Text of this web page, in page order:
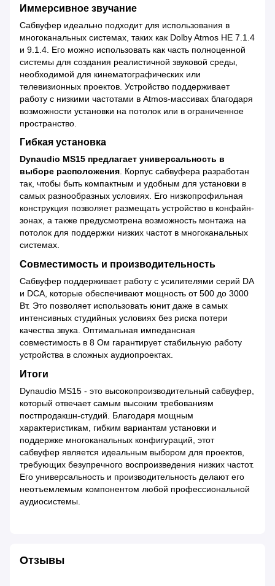
Иммерсивное звучание
Сабвуфер идеально подходит для использования в
многоканальных системах, таких как Dolby Atmos HE 7.1.4
и 9.1.4. Его можно использовать как часть полноценной
системы для создания реалистичной звуковой среды,
необходимой для кинематографических или
телевизионных проектов. Устройство поддерживает
работу с низкими частотами в Atmos-массивах благодаря
возможности установки на потолок или в ограниченное
пространство.
Гибкая установка
Dynaudio MS15 предлагает универсальность в
выборе расположения. Корпус сабвуфера разработан
так, чтобы быть компактным и удобным для установки в
самых разнообразных условиях. Его низкопрофильная
конструкция позволяет размещать устройство в конфайн-
зонах, а также предусмотрена возможность монтажа на
потолок для поддержки низких частот в многоканальных
системах.
Совместимость и производительность
Сабвуфер поддерживает работу с усилителями серий DA
и DCA, которые обеспечивают мощность от 500 до 3000
Вт. Это позволяет использовать юнит даже в самых
интенсивных студийных условиях без риска потери
качества звука. Оптимальная импедансная
совместимость в 8 Ом гарантирует стабильную работу
устройства в сложных аудиопроектах.
Итоги
Dynaudio MS15 - это высокопроизводительный сабвуфер,
который отвечает самым высоким требованиям
постпродакшн-студий. Благодаря мощным
характеристикам, гибким вариантам установки и
поддержке многоканальных конфигураций, этот
сабвуфер является идеальным выбором для проектов,
требующих безупречного воспроизведения низких частот.
Его универсальность и производительность делают его
неотъемлемым компонентом любой профессиональной
аудиосистемы.
Отзывы